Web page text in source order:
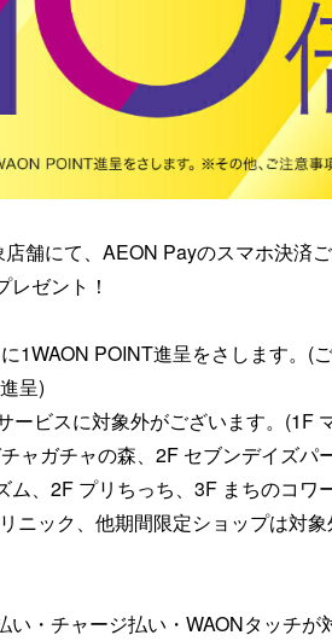
舗にて、AEON Payのスマホ決済
ゼント！
1WAON POINT進呈をさします。(
呈)
ービスに対象外がございます。(1F
ャガチャの森、2F セブンデイズパ
ム、2F プリちっち、3F まちのコワ
ニック、他期間限定ショップは対象
・チャージ払い・WAONタッチが